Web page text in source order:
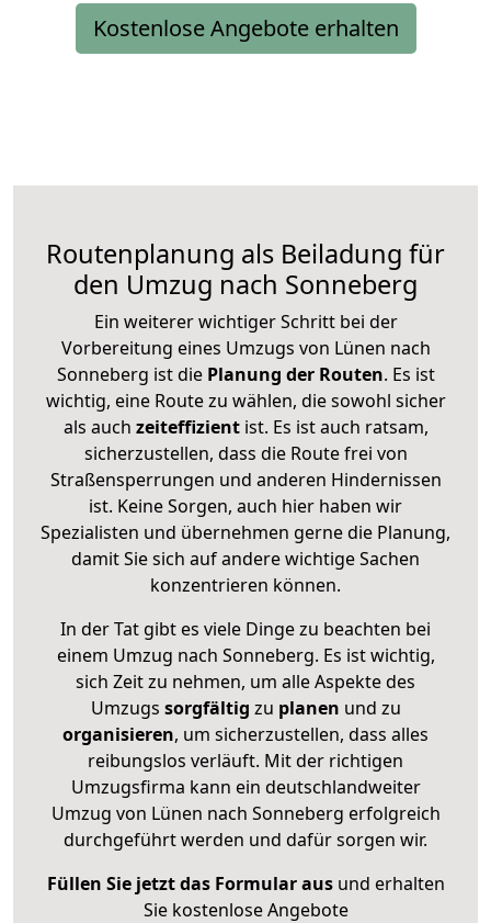
Kostenlose Angebote erhalten
Routenplanung als Beiladung für
den Umzug nach Sonneberg
Ein weiterer wichtiger Schritt bei der
Vorbereitung eines Umzugs von Lünen nach
Sonneberg ist diePlanung der Routen. Es ist
wichtig, eine Route zu wählen, die sowohl sicher
als auch zeiteffizientist. Es ist auch ratsam,
sicherzustellen, dass die Route frei von
Straßensperrungen und anderen Hindernissen
ist. Keine Sorgen, auch hier haben wir
Spezialisten und übernehmen gerne die Planung,
damit Sie sich auf andere wichtige Sachen
konzentrieren können.
In der Tat gibt es viele Dinge zu beachten bei
einem Umzug nach Sonneberg. Es ist wichtig,
sich Zeit zu nehmen, um alle Aspekte des
Umzugs sorgfältig zu planen und zu
organisieren, um sicherzustellen, dass alles
reibungslos verläuft. Mit der richtigen
Umzugsfirma kann ein deutschlandweiter
Umzug von Lünen nach Sonneberg erfolgreich
durchgeführt werden und dafür sorgen wir.
Füllen Sie jetzt das Formular ausund erhalten
Sie kostenlose Angebote